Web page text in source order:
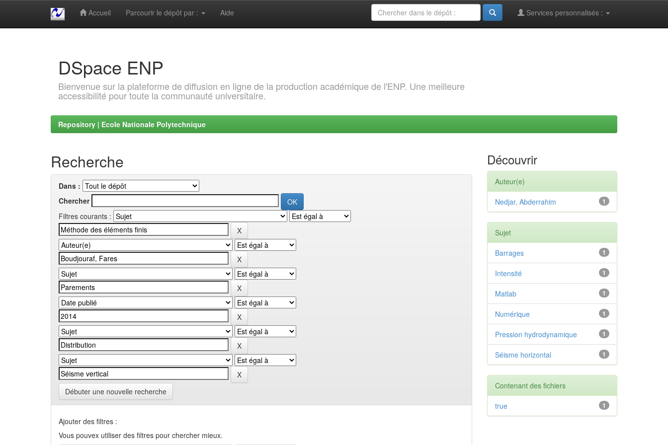
Accueil Parcourir le dépôt par : Aide Services personnalisés :
DSpace ENP
Bienvenue sur la plateforme de diffusion en ligne de la production académique de l'ENP. Une meilleure
accessibilité pour toute la communauté universitaire.
Repository | Ecole Nationale Polytechnique
Recherche
Dans :
Chercher
Filtres courants :
Débuter une nouvelle recherche
Ajouter des filtres :
Vous pouvex utiliser des filtres pour chercher mieux.
Découvrir
Auteur(e)
1
Nedjar, Abderrahim
Sujet
1
Barrages
1
Intensité
1
Matlab
1
Numérique
1
Pression hydrodynamique
1
Séisme horizontal
Contenant des fichiers
1
true